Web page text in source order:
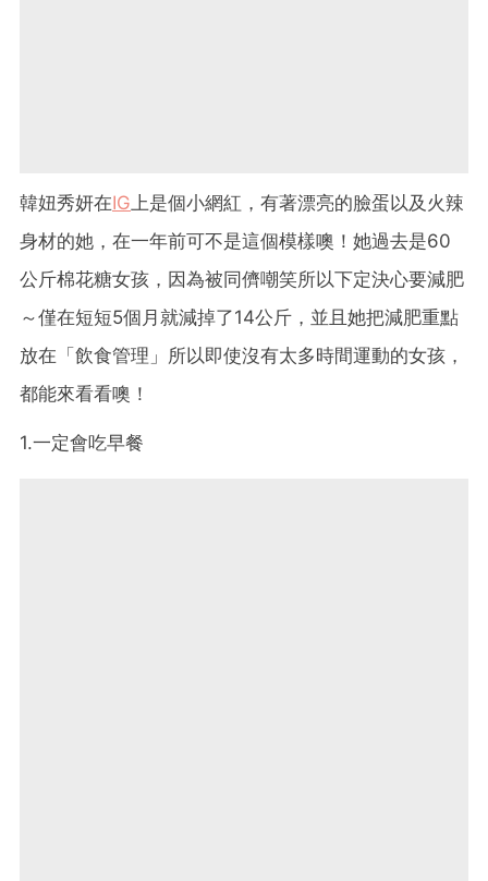
韓妞秀妍在IG 上是個小網紅，有著漂亮的臉蛋以及火辣
身材的她，在一年前可不是這個模樣噢！她過去是60
公斤棉花糖女孩，因為被同儕嘲笑所以下定決心要減肥
～僅在短短5個月就減掉了14公斤，並且她把減肥重點
放在「飲食管理」所以即使沒有太多時間運動的女孩，
都能來看看噢！
1.一定會吃早餐